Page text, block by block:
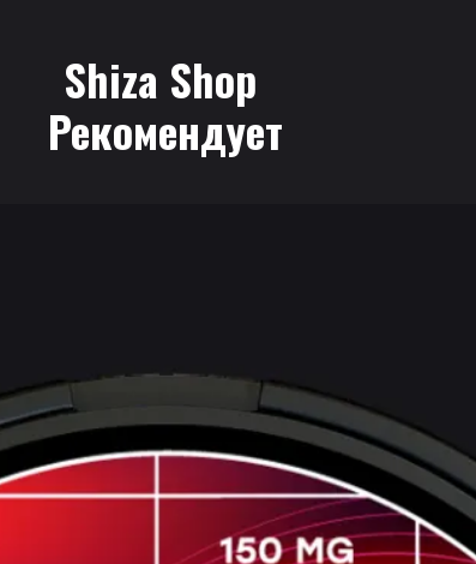
Shiza Shop
Рекомендует